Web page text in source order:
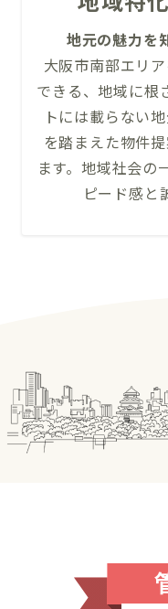
地元の魅力を
大阪市南部エリ
できる、地域に根
トには載らない
を踏まえた物件
ます。地域社会の
ピード感と